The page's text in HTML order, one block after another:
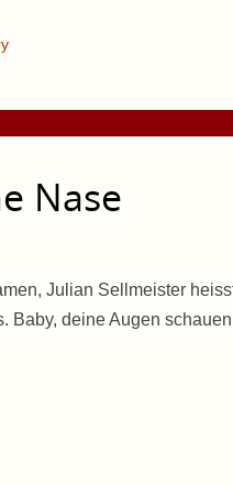
Nase
Julian Sellmeister
Baby, deine Augen